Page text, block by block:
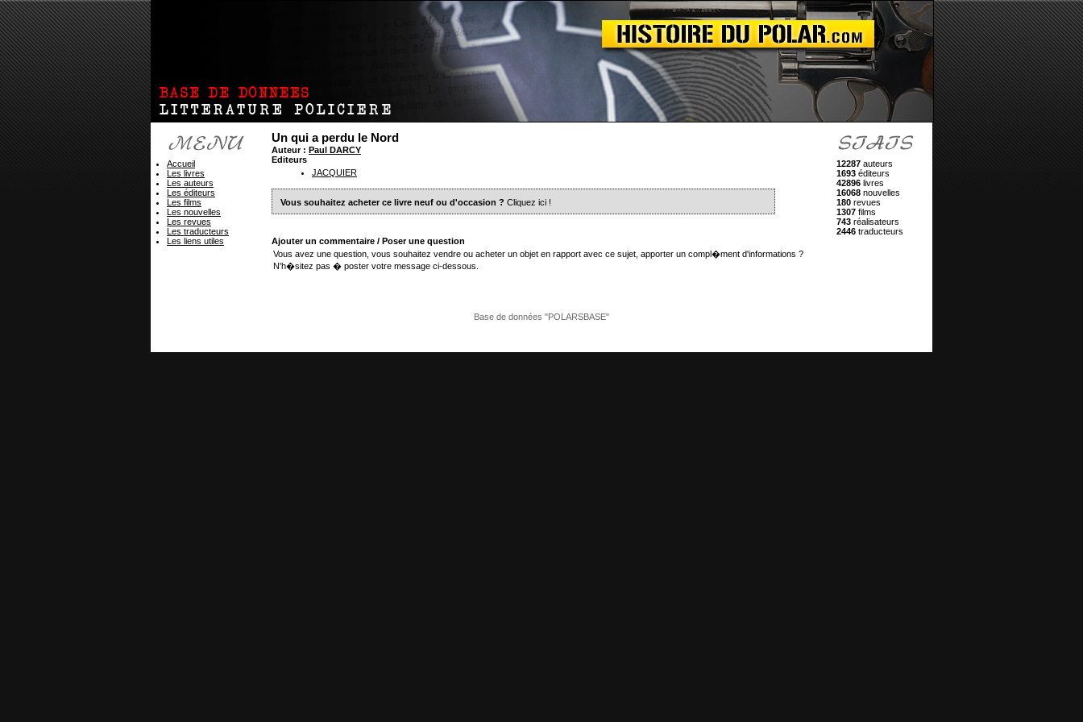
Un qui a perdu le Nord
Auteur : Paul DARCY
Editeurs
JACQUIER
Vous souhaitez acheter ce livre neuf ou d'occasion ? Cliquez ici !
Ajouter un commentaire / Poser une question
Vous avez une question, vous souhaitez vendre ou acheter un objet en rapport avec ce sujet, apporter un compl�ment d'informations ?
N'h�sitez pas � poster votre message ci-dessous.
Accueil
Les livres
Les auteurs
Les éditeurs
Les films
Les nouvelles
Les revues
Les traducteurs
Les liens utiles
12287 auteurs
1693 éditeurs
42896 livres
16068 nouvelles
180 revues
1307 films
743 réalisateurs
2446 traducteurs
Base de données "POLARSBASE"